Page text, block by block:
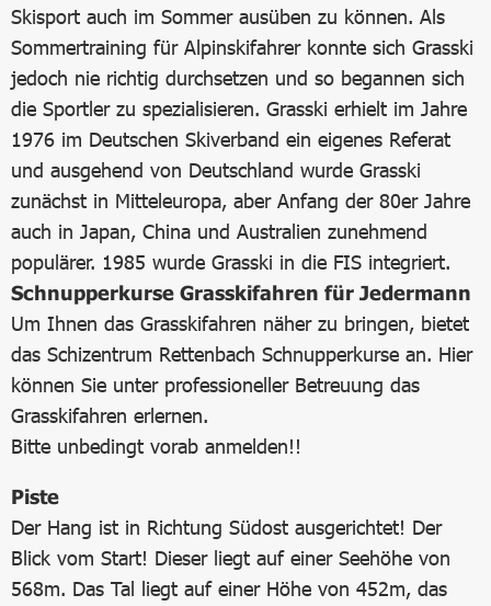
Skisport auch im Sommer ausüben zu können. Als
Sommertraining für Alpinskifahrer konnte sich Grasski
jedoch nie richtig durchsetzen und so begannen sich
die Sportler zu spezialisieren. Grasski erhielt im Jahre
1976 im Deutschen Skiverband ein eigenes Referat
und ausgehend von Deutschland wurde Grasski
zunächst in Mitteleuropa, aber Anfang der 80er Jahre
auch in Japan, China und Australien zunehmend
populärer. 1985 wurde Grasski in die FIS integriert.
Schnupperkurse Grasskifahren für Jedermann
Um Ihnen das Grasskifahren näher zu bringen, bietet
das Schizentrum Rettenbach Schnupperkurse an. Hier
können Sie unter professioneller Betreuung das
Grasskifahren erlernen.
Bitte unbedingt vorab anmelden!!
Piste
Der Hang ist in Richtung Südost ausgerichtet! Der
Blick vom Start! Dieser liegt auf einer Seehöhe von
568m. Das Tal liegt auf einer Höhe von 452m, das